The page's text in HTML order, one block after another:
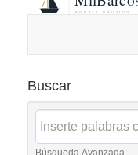
Buscar
Búsqueda Avanzada